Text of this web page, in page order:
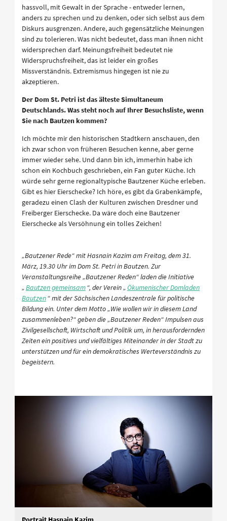
hassvoll, mit Gewalt in der Sprache - entweder lernen,
anders zu sprechen und zu denken, oder sich selbst aus dem
Diskurs ausgrenzen. Andere, auch gegensätzliche Meinungen
sind zu tolerieren. Was nicht bedeutet, dass man ihnen nicht
widersprechen darf. Meinungsfreiheit bedeutet nie
Widerspruchsfreiheit, das ist leider ein großes
Missverständnis. Extremismus hingegen ist nie zu
akzeptieren.
Der Dom St. Petri ist das älteste Simultaneum
Deutschlands. Was steht noch auf Ihrer Besuchsliste, wenn
Sie nach Bautzen kommen?
Ich möchte mir den historischen Stadtkern anschauen, den
ich zwar schon von früheren Besuchen kenne, aber gerne
immer wieder sehe. Und dann bin ich, immerhin habe ich
schon ein Kochbuch geschrieben, ein Fan guter Küche. Ich
würde sehr gerne regionaltypische Bautzener Küche erleben.
Gibt es hier Eierschecke? Ich höre, es gibt da Grabenkämpfe,
geradezu einen Clash der Kulturen zwischen Dresdner und
Freiberger Eierschecke. Da wäre doch eine Bautzener
Eierschecke als Versöhnung ein tolles Zeichen!
„Bautzener Rede“ mit Hasnain Kazim am Freitag, dem 31.
März, 19.30 Uhr im Dom St. Petri in Bautzen. Zur
Veranstaltungsreihe „Bautzener Reden“ laden die Initiative
„Bautzen gemeinsam“, der Verein „Ökumenischer Domladen
Bautzen“ mit der Sächsischen Landeszentrale für politische
Bildung ein. Unter dem Motto „Wie wollen wir in diesem Land
zusammenleben?“ geben die „Bautzener Reden“ Impulsen aus
Zivilgesellschaft, Wirtschaft und Politik um, in herausfordernden
Zeiten ein positives und vielfältiges Miteinander in der Stadt zu
unterstützen und für ein demokratisches Werteverständnis zu
begeistern.